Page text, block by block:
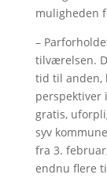
muligheden
–
tilværelsen.
tid til anden,
perspektiver
gratis,
syv
fra 3.
endnu flere